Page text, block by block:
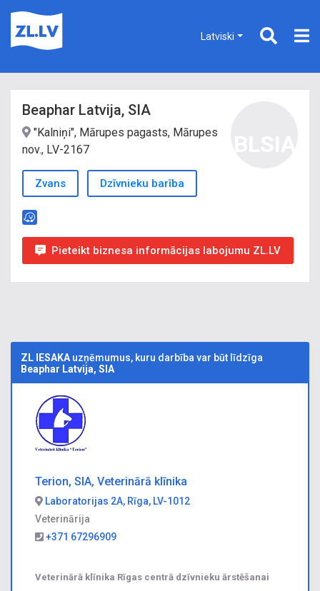
Latviski
Beaphar Latvija, SIA
"Kalniņi", Mārupes pagasts, Mārupes
nov., LV-2167
Zvans Dzīvnieku barība
Pieteikt biznesa informācijas labojumu ZL.LV
ZL IESAKA uzņēmumus, kuru darbība var būt līdzīga
Beaphar Latvija, SIA
Terion, SIA, Veterinārā klīnika
Laboratorijas 2A, Rīga, LV-1012
Veterinārija
+371 67296909
Veterinārā klīnika Rīgas centrā dzīvnieku ārstēšanai